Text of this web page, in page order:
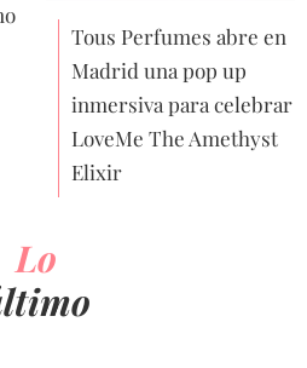
Tous Perfumes abre en
Madrid una pop up
inmersiva para celebrar
LoveMe The Amethyst
Elixir
Lo